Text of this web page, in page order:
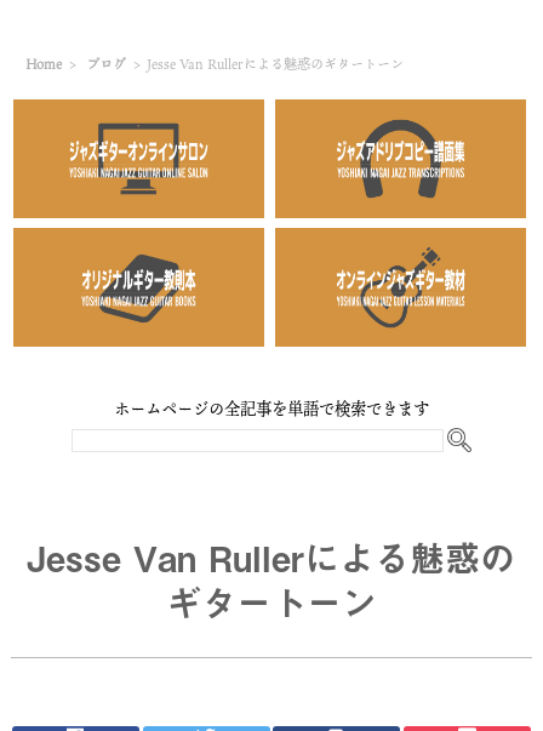
Home > ブログ > Jesse Van Rullerによる魅惑のギタートーン
ホームページの全記事を単語で検索できます
Jesse Van Rullerによる魅惑の
ギタートーン